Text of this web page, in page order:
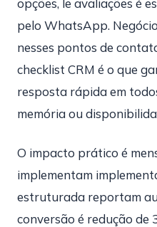
opções, le avaliações é
pelo WhatsApp.
nesses pontos de
checklist CRM é o que
resposta rápida em
memória ou
O impacto prático é
implementam
estruturada reportam
conversão é redução de